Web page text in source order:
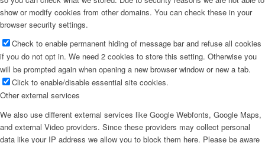
show or modify cookies from other domains. You can check these in your
browser security settings.
Check to enable permanent hiding of message bar and refuse all cookies
if you do not opt in. We need 2 cookies to store this setting. Otherwise you
will be prompted again when opening a new browser window or new a tab.
Click to enable/disable essential site cookies.
Other external services
We also use different external services like Google Webfonts, Google Maps,
and external Video providers. Since these providers may collect personal
data like your IP address we allow you to block them here. Please be aware